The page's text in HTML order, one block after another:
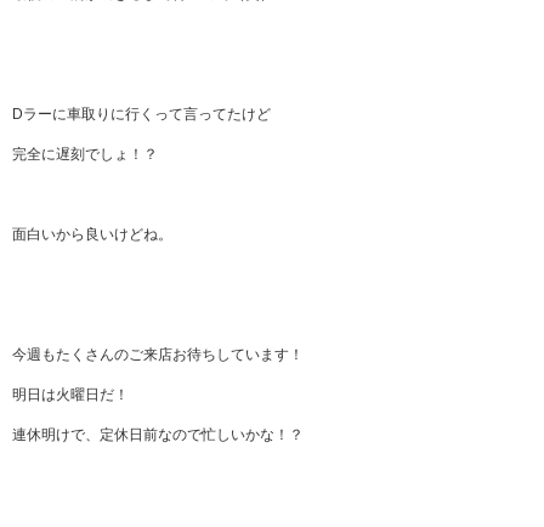
Dラーに車取りに行くって言ってたけど
完全に遅刻でしょ！？
面白いから良いけどね。
今週もたくさんのご来店お待ちしています！
明日は火曜日だ！
連休明けで、定休日前なので忙しいかな！？